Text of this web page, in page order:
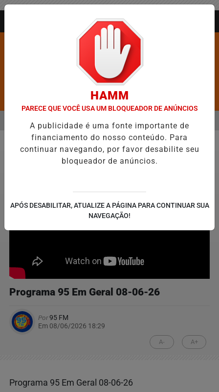
Pesquisar Notícia
É CONFIRMADA NO DIA DO EVANGÉLICO EM JEQUIÉ E REFORÇA
EM ALTA
MENU
Vídeos
Programa 95 Em Geral 08-06-26
Por95 FM
Em 08/06/2026 18:29
A- A+
Programa 95 Em Geral 08-06-26
HAMM
PARECE QUE VOCÊ USA UM BLOQUEADOR DE ANÚNCIOS
A publicidade é uma fonte importante de
financiamento do nosso conteúdo. Para
continuar navegando, por favor desabilite seu
bloqueador de anúncios.
APÓS DESABILITAR, ATUALIZE A PÁGINA PARA CONTINUAR SUA
NAVEGAÇÃO!